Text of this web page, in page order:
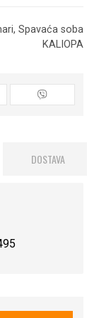
, Spavaća soba
KALIOPA
DOSTAVA